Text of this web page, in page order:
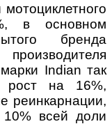
в основном
бренда
Indian так
рост на 16%,
реинкарнации,
10% всей доли